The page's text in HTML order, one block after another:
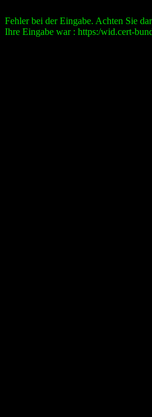
Fehler bei der Eingabe. Achten Sie
Ihre Eingabe war : https:/wid.cert-